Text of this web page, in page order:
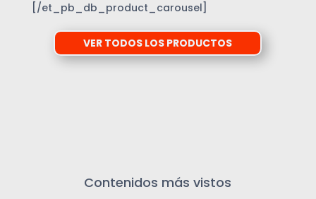
[/et_pb_db_product_carousel]
VER TODOS LOS PRODUCTOS
Contenidos más vistos